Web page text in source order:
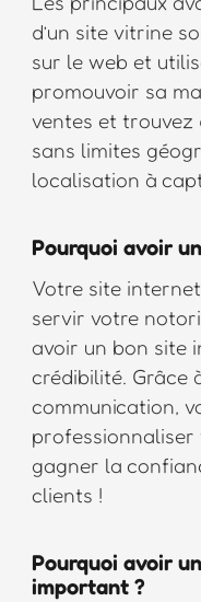
d’un site vitrine
sur le web et
promouvoir sa
ventes et trouvez
sans limites
localisation à
Pourquoi avoir
Votre site
servir votre
avoir un bon site
crédibilité. Grâce
communication,
professionnaliser
gagner la
clients !
Pourquoi avoir
important ?